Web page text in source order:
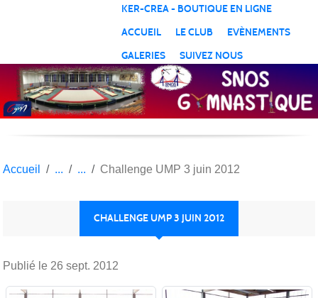
KER-CREA - BOUTIQUE EN LIGNE
ACCUEIL
LE CLUB
EVÈNEMENTS
GALERIES
SUIVEZ NOUS
Accueil Challenge UMP 3 juin 2012
CHALLENGE UMP 3 JUIN 2012
Publié le 26 sept. 2012
Panneau de gestion des cookies